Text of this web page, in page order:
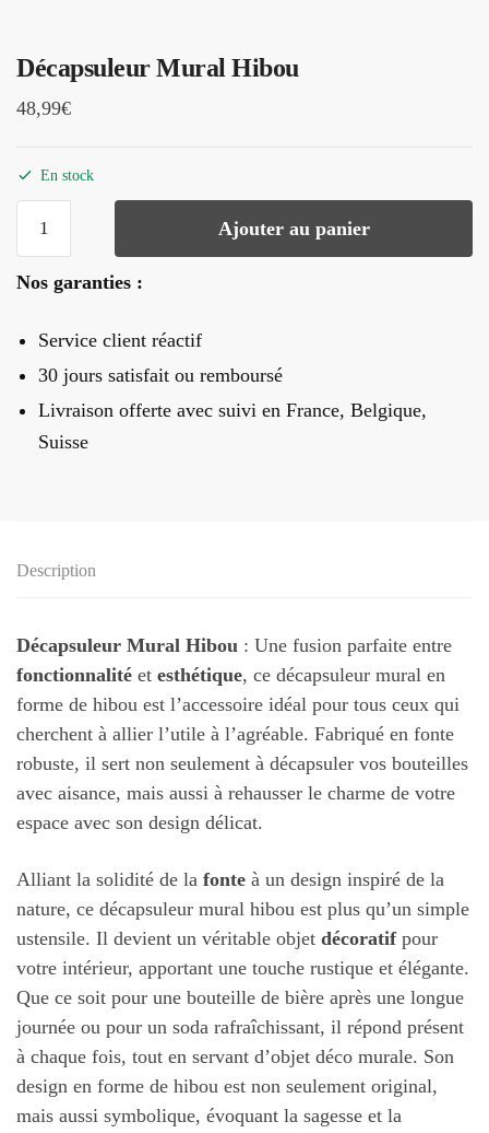
Décapsuleur Mural Hibou
48,99€
En stock
Mural
Ajouter au panier
Nos garanties :
Service client réactif
30 jours satisfait ou remboursé
Livraison offerte avec suivi en France, Belgique,
Suisse
Description
Décapsuleur Mural Hibou : Une fusion parfaite entre
fonctionnalité et esthétique, ce décapsuleur mural en
forme de hibou est l’accessoire idéal pour tous ceux qui
cherchent à allier l’utile à l’agréable. Fabriqué en fonte
robuste, il sert non seulement à décapsuler vos bouteilles
avec aisance, mais aussi à rehausser le charme de votre
espace avec son design délicat.
Alliant la solidité de la fonte à un design inspiré de la
nature, ce décapsuleur mural hibou est plus qu’un simple
ustensile. Il devient un véritable objet décoratifpour
votre intérieur, apportant une touche rustique et élégante.
Que ce soit pour une bouteille de bière après une longue
journée ou pour un soda rafraîchissant, il répond présent
à chaque fois, tout en servant d’objet déco murale. Son
design en forme de hibou est non seulement original,
mais aussi symbolique, évoquant la sagesse et la